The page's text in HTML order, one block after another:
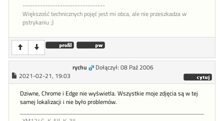
---------------------------------
Większość technicznych pojęć jest mi obca, ale nie przeszkadza w
pstrykaniu ;)
rychu
Dołączył: 08 Paź 2006
2021-02-21, 19:03
Dziwne, Chrome i Edge nie wyświetla. Wszystkie moje zdjęcia są w tej
samej lokalizacji i nie było problemów.